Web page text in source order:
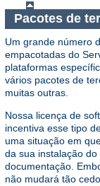
Pacotes de
Um grande número
empacotadas do
plataformas
vários pacotes de
muitas outras.
Nossa licença de
incentiva esse tipo
uma situação em
da sua instalação
documentação.
não mudará tão cedo.